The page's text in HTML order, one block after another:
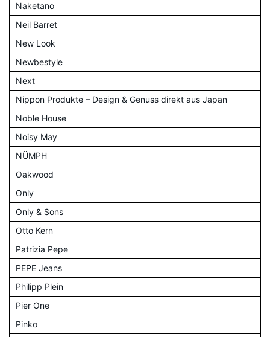
Naketano
Neil Barret
New Look
Newbestyle
Next
Nippon Produkte – Design & Genuss direkt aus Japan
Noble House
Noisy May
NÜMPH
Oakwood
Only
Only & Sons
Otto Kern
Patrizia Pepe
PEPE Jeans
Philipp Plein
Pier One
Pinko